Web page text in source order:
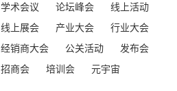
学术会议
论坛峰会
线上活动
线上展会
产业大会
行业大会
经销商大会
公关活动
发布会
招商会
培训会 元宇宙